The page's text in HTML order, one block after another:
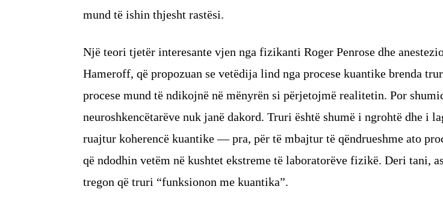
mund të ishin thjesht rastësi.
Një teori tjetër interesante vjen nga fizikanti Roger Penrose dhe
Hameroff, që propozuan se vetëdija lind nga procese kuantike brenda
procese mund të ndikojnë në mënyrën si përjetojmë realitetin. Por
neuroshkencëtarëve nuk janë dakord. Truri është shumë i ngrohtë dhe i
ruajtur koherencë kuantike — pra, për të mbajtur të qëndrueshme ato
që ndodhin vetëm në kushtet ekstreme të laboratorëve fizikë. Deri tani,
tregon që truri “funksionon me kuantika”.